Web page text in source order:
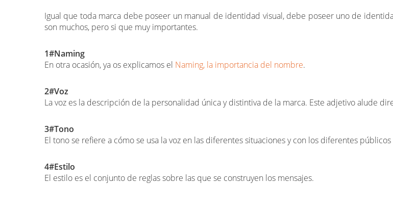
Igual que toda marca debe poseer un manual de identidad visual, debe poseer uno de
son muchos, pero si que muy importantes.
1#Naming
En otra ocasión, ya os explicamos el Naming, la importancia del nombre.
2#Voz
La voz es la descripción de la personalidad única y distintiva de la marca. Este adjetivo alude
3#Tono
El tono se refiere a cómo se usa la voz en las diferentes situaciones y con los diferentes
4#Estilo
El estilo es el conjunto de reglas sobre las que se construyen los mensajes.